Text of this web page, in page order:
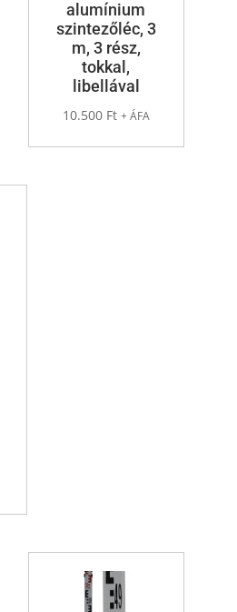
alumínium
szintezőléc, 3
m, 3 rész,
tokkal,
libellával
10.500 Ft + ÁFA